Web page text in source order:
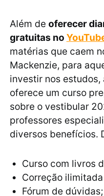
Além de oferecer
gratuitas no
matérias que caem
Mackenzie, para
investir nos
oferece um curso
sobre o vestibular
professores
diversos benefícios.
Curso com livros
Correção
Fórum de dúvidas;